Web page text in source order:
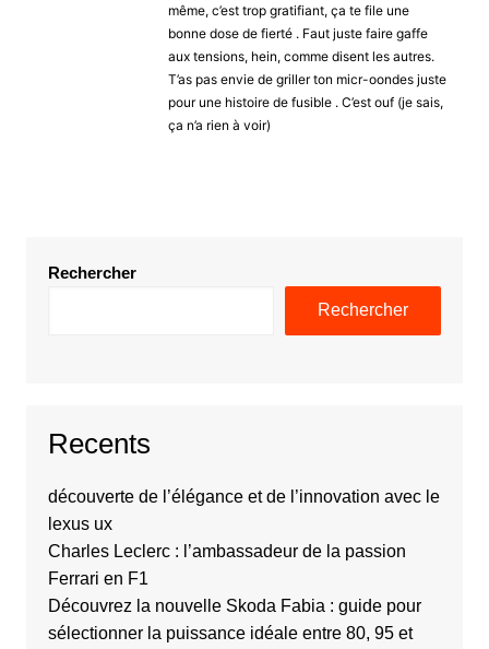
même, c’est trop gratifiant, ça te file une
bonne dose de fierté . Faut juste faire gaffe
aux tensions, hein, comme disent les autres.
T’as pas envie de griller ton micr-oondes juste
pour une histoire de fusible . C’est ouf (je sais,
ça n’a rien à voir)
Rechercher
Rechercher
Recents
découverte de l’élégance et de l’innovation avec le
lexus ux
Charles Leclerc : l’ambassadeur de la passion
Ferrari en F1
Découvrez la nouvelle Skoda Fabia : guide pour
sélectionner la puissance idéale entre 80, 95 et